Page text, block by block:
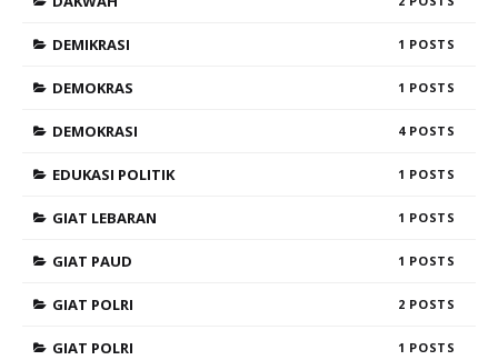
DEMIKRASI 1
DEMOKRAS 1
DEMOKRASI 4
EDUKASI POLITIK 1
GIAT LEBARAN 1
GIAT PAUD 1
GIAT POLRI 2
GIAT POLRI 1